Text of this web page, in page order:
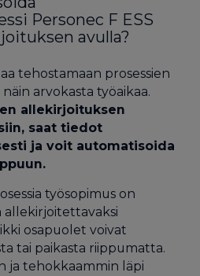
Personec F ESS
avulla?
tehostamaan prosessien
näin arvokasta työaikaa.
allekirjoituksen
saat tiedot
ja voit automatisoida
työsopimus on
allekirjoitettavaksi
osapuolet voivat
tai paikasta riippumatta.
ja tehokkaammin läpi